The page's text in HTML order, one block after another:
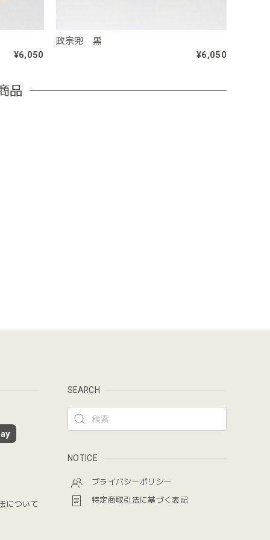
¥6,050
政宗兜 黒
¥6,050
品
について
SEARCH
NOTICE
プライバシーポリシー
特定商取引法に基づく表記